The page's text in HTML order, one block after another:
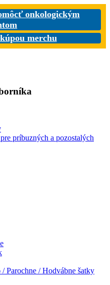
onkologickým
merchu
príbuzných a pozostalých
Parochne / Hodvábne šatky